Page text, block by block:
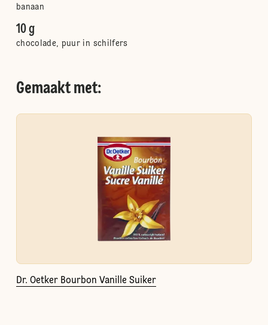
banaan
10 g
chocolade, puur in schilfers
Gemaakt met:
Dr. Oetker Bourbon Vanille Suiker